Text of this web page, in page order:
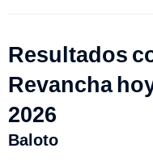
Resultados
Revancha
2026
Baloto